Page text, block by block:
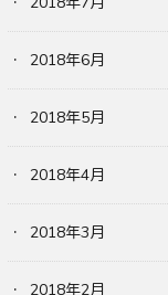
2018年6月
2018年5月
2018年4月
2018年3月
2018年2月